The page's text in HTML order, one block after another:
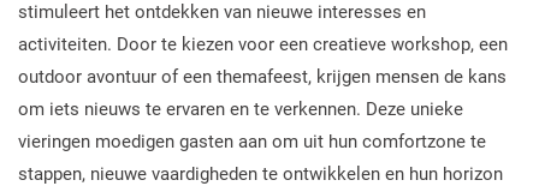
stimuleert het ontdekken van nieuwe interesses en
activiteiten. Door te kiezen voor een creatieve workshop, een
outdoor avontuur of een themafeest, krijgen mensen de kans
om iets nieuws te ervaren en te verkennen. Deze unieke
vieringen moedigen gasten aan om uit hun comfortzone te
stappen, nieuwe vaardigheden te ontwikkelen en hun horizon